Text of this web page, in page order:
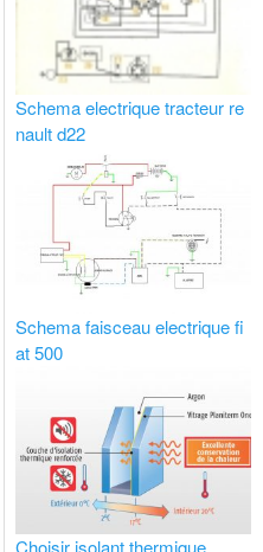
Schema electrique tracteur re
nault d22
Schema faisceau electrique fi
at 500
Choisir isolant thermique